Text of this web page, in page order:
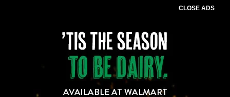
CLOSE ADS